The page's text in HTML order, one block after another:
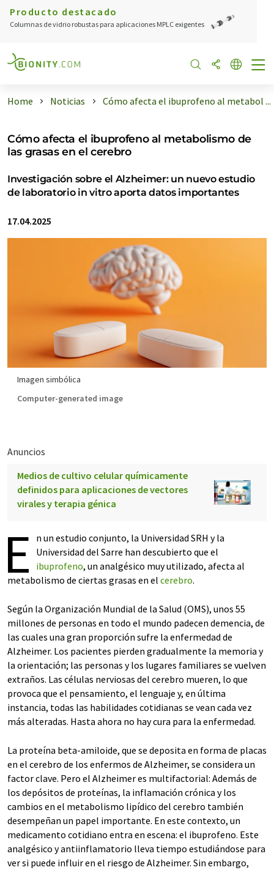
Producto destacado
Columnas de vidrio robustas para aplicaciones MPLC exigentes
Home Noticias Cómo afecta el ibuprofeno al metabol ...
Cómo afecta el ibuprofeno al metabolismo de
las grasas en el cerebro
Investigación sobre el Alzheimer: un nuevo estudio
de laboratorio in vitro aporta datos importantes
17.04.2025
Imagen simbólica
Computer-generated image
Anuncios
Medios de cultivo celular químicamente
definidos para aplicaciones de vectores
virales y terapia génica
E
n un estudio conjunto, la Universidad SRH y la
Universidad del Sarre han descubierto que el
ibuprofeno, un analgésico muy utilizado, afecta al
metabolismo de ciertas grasas en el cerebro.
Según la Organización Mundial de la Salud (OMS), unos 55
millones de personas en todo el mundo padecen demencia, de
las cuales una gran proporción sufre la enfermedad de
Alzheimer. Los pacientes pierden gradualmente la memoria y
la orientación; las personas y los lugares familiares se vuelven
extraños. Las células nerviosas del cerebro mueren, lo que
provoca que el pensamiento, el lenguaje y, en última
instancia, todas las habilidades cotidianas se vean cada vez
más alteradas. Hasta ahora no hay cura para la enfermedad.
La proteína beta-amiloide, que se deposita en forma de placas
en el cerebro de los enfermos de Alzheimer, se considera un
factor clave. Pero el Alzheimer es multifactorial: Además de
los depósitos de proteínas, la inflamación crónica y los
cambios en el metabolismo lipídico del cerebro también
desempeñan un papel importante. En este contexto, un
medicamento cotidiano entra en escena: el ibuprofeno. Este
analgésico y antiinflamatorio lleva tiempo estudiándose para
ver si puede influir en el riesgo de Alzheimer. Sin embargo,